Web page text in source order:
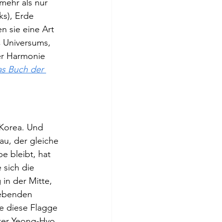
als nur
Erde
sie eine Art
Harmonie
Buch der
Und
der gleiche
bleibt, hat
sich die
in der Mitte,
diese Flagge